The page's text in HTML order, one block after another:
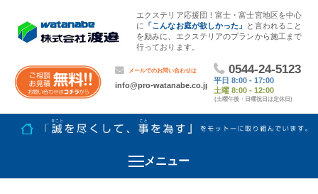
エクステリア応援団！富士・富士宮地区を中心
に 「こんなお庭が欲しかった」
と言われること
を励みに、エクステリアのプランから施工まで
行っております。
メニュー